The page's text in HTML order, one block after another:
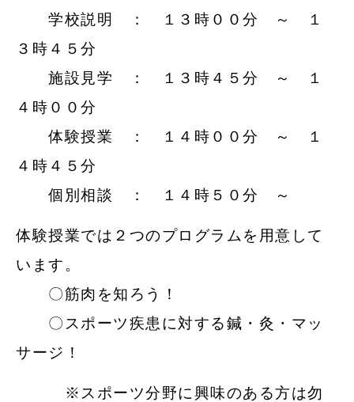
学校説明 ： １３時００分 ～ １
３時４５分
施設見学 ： １３時４５分 ～ １
４時００分
体験授業 ： １４時００分 ～ １
４時４５分
個別相談 ： １４時５０分 ～
体験授業では２つのプログラムを用意して
います。
〇筋肉を知ろう！
〇スポーツ疾患に対する鍼・灸・マッ
サージ！
※スポーツ分野に興味のある方は勿